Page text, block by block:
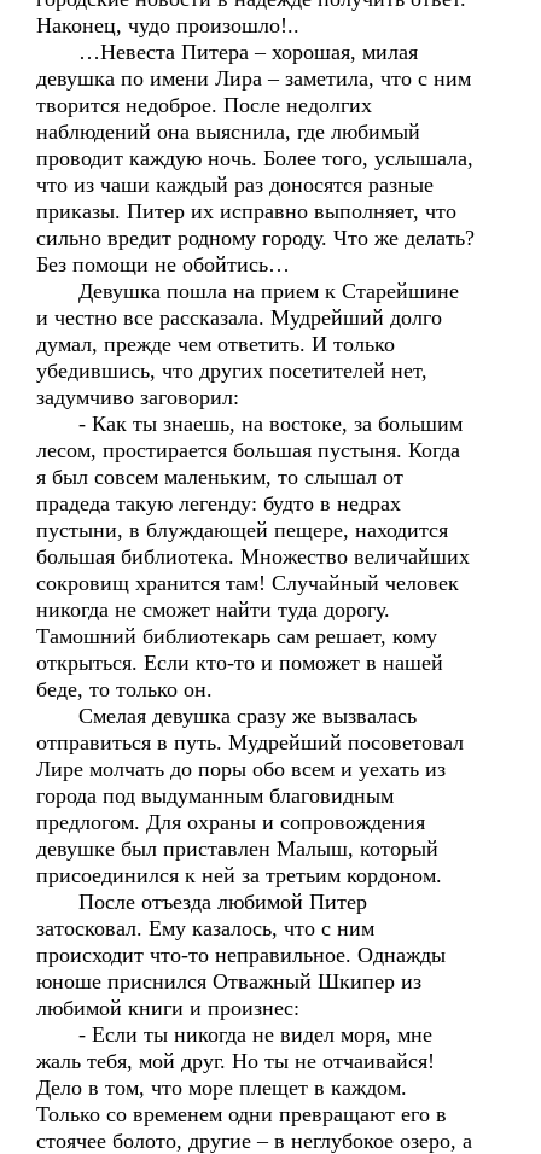
Наконец, чудо произошло!..
…Невеста Питера – хорошая, милая
девушка по имени Лира – заметила, что с ним
творится недоброе. После недолгих
наблюдений она выяснила, где любимый
проводит каждую ночь. Более того, услышала,
что из чаши каждый раз доносятся разные
приказы. Питер их исправно выполняет, что
сильно вредит родному городу. Что же делать?
Без помощи не обойтись…
Девушка пошла на прием к Старейшине
и честно все рассказала. Мудрейший долго
думал, прежде чем ответить. И только
убедившись, что других посетителей нет,
задумчиво заговорил:
- Как ты знаешь, на востоке, за большим
лесом, простирается большая пустыня. Когда
я был совсем маленьким, то слышал от
прадеда такую легенду: будто в недрах
пустыни, в блуждающей пещере, находится
большая библиотека. Множество величайших
сокровищ хранится там! Случайный человек
никогда не сможет найти туда дорогу.
Тамошний библиотекарь сам решает, кому
открыться. Если кто-то и поможет в нашей
беде, то только он.
Смелая девушка сразу же вызвалась
отправиться в путь. Мудрейший посоветовал
Лире молчать до поры обо всем и уехать из
города под выдуманным благовидным
предлогом. Для охраны и сопровождения
девушке был приставлен Малыш, который
присоединился к ней за третьим кордоном.
После отъезда любимой Питер
затосковал. Ему казалось, что с ним
происходит что-то неправильное. Однажды
юноше приснился Отважный Шкипер из
любимой книги и произнес:
- Если ты никогда не видел моря, мне
жаль тебя, мой друг. Но ты не отчаивайся!
Дело в том, что море плещет в каждом.
Только со временем одни превращают его в
стоячее болото, другие – в неглубокое озеро, а